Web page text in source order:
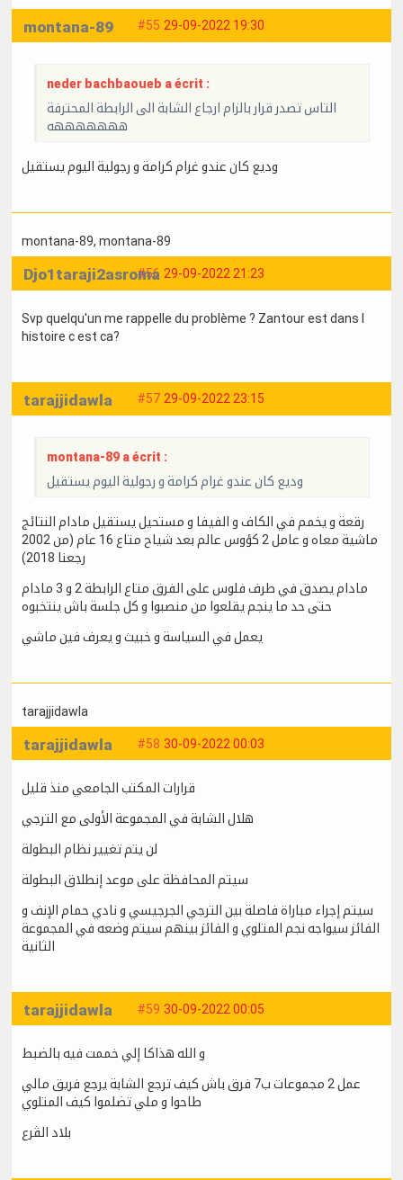
#55 29-09-2022 19:30
montana-89
neder bachbaoueb a écrit :
التاس تصدر قرار بالزام ارجاع الشابة الى الرابطة المحترفة
هههههههه
وديع كان عندو غرام كرامة و رجولية اليوم يستقيل
montana-89, montana-89
#56 29-09-2022 21:23
Djo1taraji2asroma
Svp quelqu'un me rappelle du problème ? Zantour est dans l
histoire c est ca?
#57 29-09-2022 23:15
tarajjidawla
montana-89 a écrit :
وديع كان عندو غرام كرامة و رجولية اليوم يستقيل
رقعة و يخمم في الكاف و الفيفا و مستحيل يستقيل مادام النتائج
ماشية معاه و عامل 2 كؤوس عالم بعد شياح متاع 16 عام (من 2002
رجعنا 2018)
مادام يصدق في طرف فلوس على الفرق متاع الرابطة 2 و 3 مادام
حتى حد ما ينجم يقلعوا من منصبوا و كل جلسة باش ينتخبوه
يعمل في السياسة و خبيث و يعرف فين ماشي
tarajjidawla
#58 30-09-2022 00:03
tarajjidawla
قرارات المكتب الجامعي منذ قليل
هلال الشابة في المجموعة الأولى مع الترجي
لن يتم تغيير نظام البطولة
سيتم المحافظة على موعد إنطلاق البطولة
سيتم إجراء مباراة فاصلة بين الترجي الجرجيسي و نادي حمام الإنف و
الفائز سيواجه نجم المتلوي و الفائز بينهم سيتم وضعه في المجموعة
الثانية
#59 30-09-2022 00:05
tarajjidawla
و الله هذاكا إلي خممت فيه بالضبط
عمل 2 مجموعات ب7 فرق باش كيف ترجع الشابة يرجع فريق مالي
طاحوا و ملي تضلموا كيف المتلوي
بلاد الڤرع